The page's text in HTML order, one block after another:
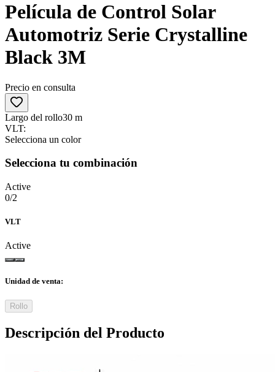
Película de Control Solar
Automotriz Serie Crystalline
Black 3M
Precio en consulta
Largo del rollo30 m
VLT:
Selecciona un color
Selecciona tu combinación
Active
0/2
VLT
Active
Unidad de venta:
Rollo
Descripción del Producto